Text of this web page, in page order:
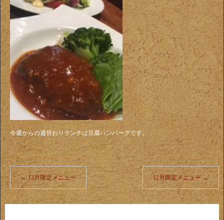
今週からの週替わりランチは豆腐ハンバーグです。
←12月限定メニュー 12月限定メニュー →